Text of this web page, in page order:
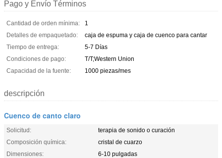
Pago y Envío Términos
Cantidad de orden mínima:
1
Detalles de empaquetado:
caja de espuma y caja de cuenco para cantar
Tiempo de entrega:
5-7 Días
Condiciones de pago:
T/T;Western Union
Capacidad de la fuente:
1000 piezas/mes
descripción
Cuenco de canto claro
Solicitud:
terapia de sonido o curación
Composición química:
cristal de cuarzo
Dimensiones:
6-10 pulgadas